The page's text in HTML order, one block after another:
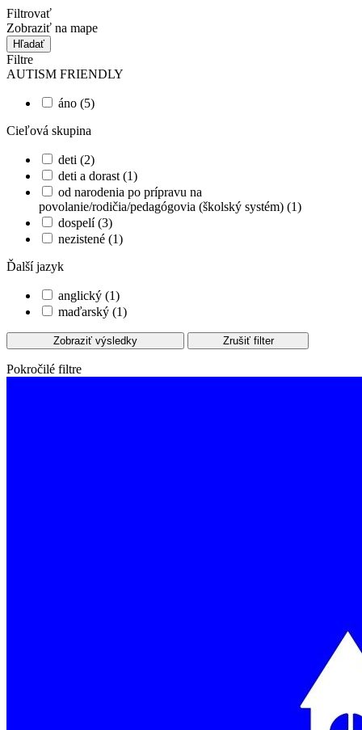
Filtrovať
Zobraziť na mape
Hľadať
Filtre
AUTISM FRIENDLY
áno (5)
Cieľová skupina
deti (2)
deti a dorast (1)
od narodenia po prípravu na
povolanie/rodičia/pedagógovia (školský systém) (1)
dospelí (3)
nezistené (1)
Ďalší jazyk
anglický (1)
maďarský (1)
Zobraziť výsledky Zrušiť filter
Pokročilé filtre